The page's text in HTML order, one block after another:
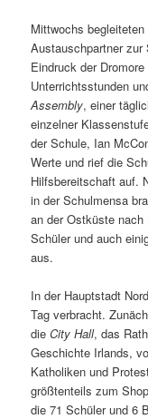
Mittwochs
Austauschpartner
Eindruck der
Unterrichtsstunden
Assembly, einer
einzelner
der Schule, Ian
Werte und rief die
Hilfsbereitschaft auf.
in der Schulmensa
an der Ostküste
Schüler und auch
aus.
In der Hauptstadt
Tag verbracht.
dieCity Hall, das
Geschichte Irlands,
Katholiken und
größtenteils zum
die 71 Schüler und 6